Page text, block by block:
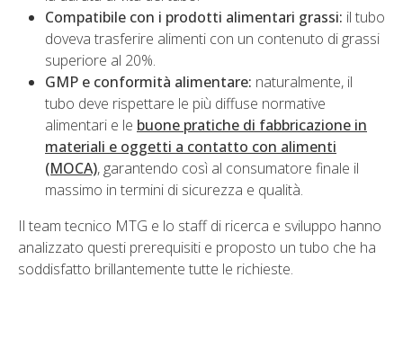
Compatibile con i prodotti alimentari grassi: il tubo
doveva trasferire alimenti con un contenuto di grassi
superiore al 20%.
GMP e conformità alimentare: naturalmente, il
tubo deve rispettare le più diffuse normative
alimentari e le buone pratiche di fabbricazione in
materiali e oggetti a contatto con alimenti
(MOCA), garantendo così al consumatore finale il
massimo in termini di sicurezza e qualità.
Il team tecnico MTG e lo staff di ricerca e sviluppo hanno
analizzato questi prerequisiti e proposto un tubo che ha
soddisfatto brillantemente tutte le richieste.